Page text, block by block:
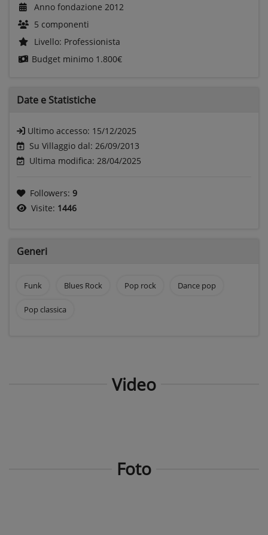
Anno fondazione 2012
5 componenti
Livello: Professionista
Budget minimo 1.800€
Date e Statistiche
Ultimo accesso: 15/12/2025
Su Villaggio dal: 26/09/2013
Ultima modifica: 28/04/2025
Followers: 9
Visite: 1446
Generi
Funk Blues Rock Pop rock Dance pop
Pop classica
Video
Foto